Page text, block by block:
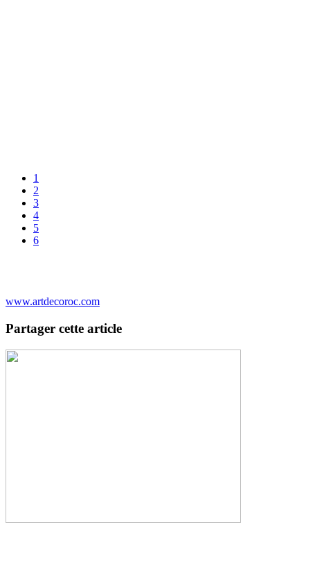
1
2
3
4
5
6
www.artdecoroc.com
Partager cette article